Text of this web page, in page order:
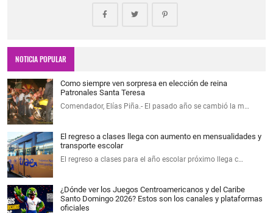
NOTICIA POPULAR
Como siempre ven sorpresa en elección de reina
Patronales Santa Teresa
Comendador, Elías Piña.- El pasado año se cambió la m…
El regreso a clases llega con aumento en mensualidades y
transporte escolar
El regreso a clases para el año escolar próximo llega c…
¿Dónde ver los Juegos Centroamericanos y del Caribe
Santo Domingo 2026? Estos son los canales y plataformas
oficiales